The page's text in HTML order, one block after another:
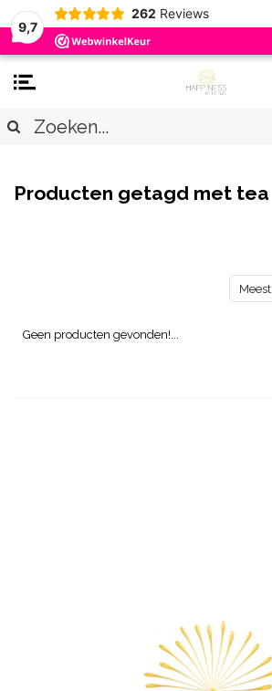
9,7
262 Reviews
Producten getagd met tea
Meest
Geen producten gevonden!...